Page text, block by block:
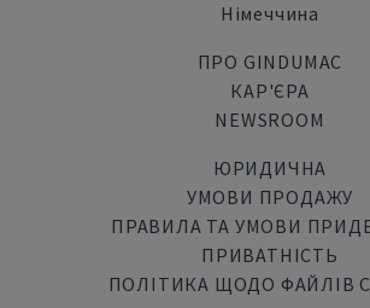
Німеччина
ПРО GINDUMAC
КАР'ЄРА
NEWSROOM
ЮРИДИЧНА
УМОВИ ПРОДАЖУ
ПРАВИЛА ТА УМОВИ
ПРИВАТНІСТЬ
ПОЛІТИКА ЩОДО ФАЙЛІВ